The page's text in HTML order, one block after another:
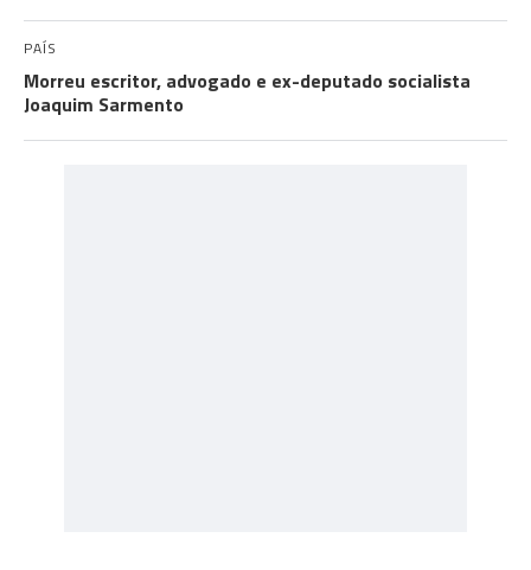
PAÍS
Morreu escritor, advogado e ex-deputado socialista
Joaquim Sarmento